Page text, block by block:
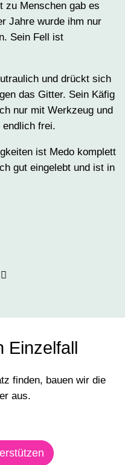
zu Menschen gab es
Jahre wurde ihm nur
Sein Fell ist
und drückt sich
das Gitter. Sein Käfig
nur mit Werkzeug und
endlich frei.
ist Medo komplett
gut eingelebt und ist in
Einzelfall
finden, bauen wir die
aus.